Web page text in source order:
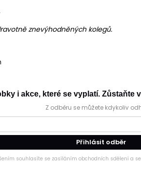
znevýhodněných kolegů.
i akce, které se vyplatí. Zůstaňte
Z odběru se můžete kdykoliv
Přihlásit odběr
souhlasíte se zasíláním obchodních sdělení a